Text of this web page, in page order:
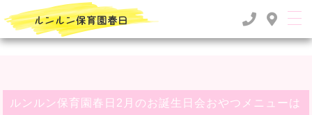
るんるん日記 >
ルンルン保育園春日2月のお誕生日会おやつメニューはプリンアラモード🍮
ルンルン保育園春日2月のお誕生日会おやつメニューは